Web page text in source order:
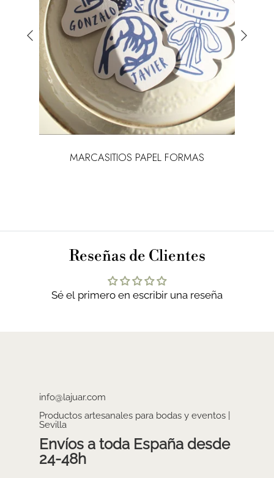
MARCASITIOS PAPEL FORMAS
Reseñas de Clientes
Sé el primero en escribir una reseña
info@lajuar.com
Productos artesanales para bodas y eventos |
Sevilla
Envíos a toda España desde
24-48h